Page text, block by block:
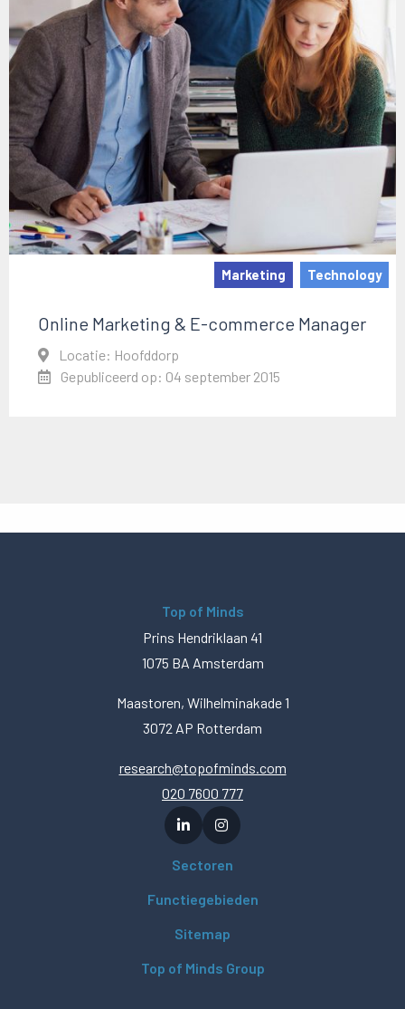
Marketing Technology
Online Marketing & E-commerce Manager
Locatie: Hoofddorp
Gepubliceerd op: 04 september 2015
Top of Minds
Prins Hendriklaan 41
1075 BA Amsterdam
Maastoren, Wilhelminakade 1
3072 AP Rotterdam
research@topofminds.com
020 7600 777
Sectoren
Functiegebieden
Sitemap
Top of Minds Group